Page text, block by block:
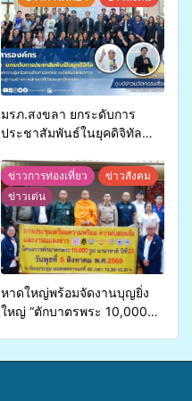
มรภ.สงขลา ยกระดับการ
ประชาสัมพันธ์ในยุคดิจิทัล
ข่ายสื่อสารองค์กร ระดมสมอง
วางแนวทางการทำงาน ปูทาง
สู่การสร้างภาพลักษณ์ที่ดีของ
มหาวิทยาลัย
ข่าวการท่องเที่ยว
ข่าวสังคม
ข่าวเด่น
หาดใหญ่พร้อมจัดงานบุญยิ่ง
ใหญ่ “ตักบาตรพระ 10,000